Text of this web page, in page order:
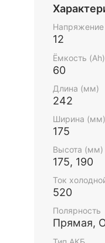
12
Ёмкость (Ah)
60
Длина (мм)
242
Ширина (мм)
175
Высота (мм)
175, 190
Ток
520
Полярность
Прямая,